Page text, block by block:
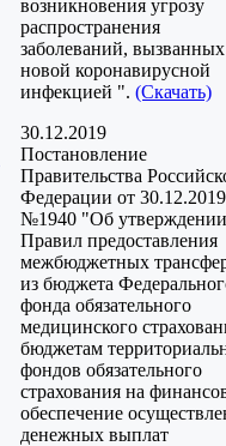
возникновения угрозу
распространения
заболеваний, вызванных
новой коронавирусной
инфекцией ". (Скачать)
30.12.2019
Постановление
Правительства
Федерации от 30.12.2019
№1940 "Об утверждении
Правил предоставления
межбюджетных
из бюджета
фонда обязательного
медицинского
бюджетам
фондов обязательного
страхования на
обеспечение
денежных выплат